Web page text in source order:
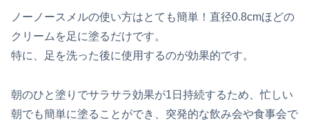
ノーノースメルの使い方はとても簡単！直径0.8cmほどの
クリームを足に塗るだけです。
特に、足を洗った後に使用するのが効果的です。
朝のひと塗りでサラサラ効果が1日持続するため、忙しい
朝でも簡単に塗ることができ、突発的な飲み会や食事会で